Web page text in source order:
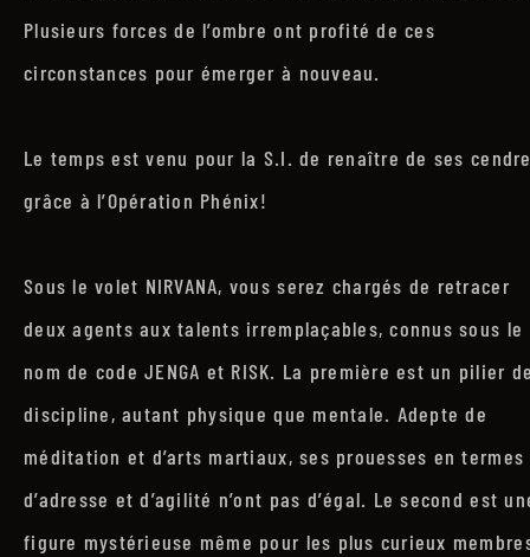
Plusieurs forces de l’ombre ont profité de ces
circonstances pour émerger à nouveau.
Le temps est venu pour la S.I. de renaître de ses
grâce à l’Opération Phénix!
Sous le volet NIRVANA, vous serez chargés de retracer
deux agents aux talents irremplaçables, connus sous le
nom de code JENGA et RISK. La première est un pilier
discipline, autant physique que mentale. Adepte de
méditation et d’arts martiaux, ses prouesses en termes
d’adresse et d’agilité n’ont pas d’égal. Le second est
figure mystérieuse même pour les plus curieux